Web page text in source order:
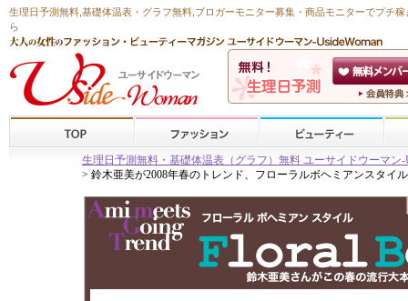
生理日予測無料 基礎体温表・グラフ無料 ,ブロガーモニター募集・商品モニターでプチ稼
ら
生理日予測無料・基礎体温表（グラフ）無料 ユーサイドウーマン-
> 鈴木亜美が2008年春のトレンド、フローラルボヘミアンスタイ